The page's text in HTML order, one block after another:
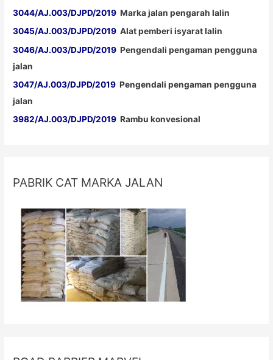
3044/AJ.003/DJPD/2019 Marka jalan pengarah lalin
3045/AJ.003/DJPD/2019 Alat pemberi isyarat lalin
3046/AJ.003/DJPD/2019 Pengendali pengaman pengguna
jalan
3047/AJ.003/DJPD/2019 Pengendali pengaman pengguna
jalan
3982/AJ.003/DJPD/2019 Rambu konvesional
PABRIK CAT MARKA JALAN